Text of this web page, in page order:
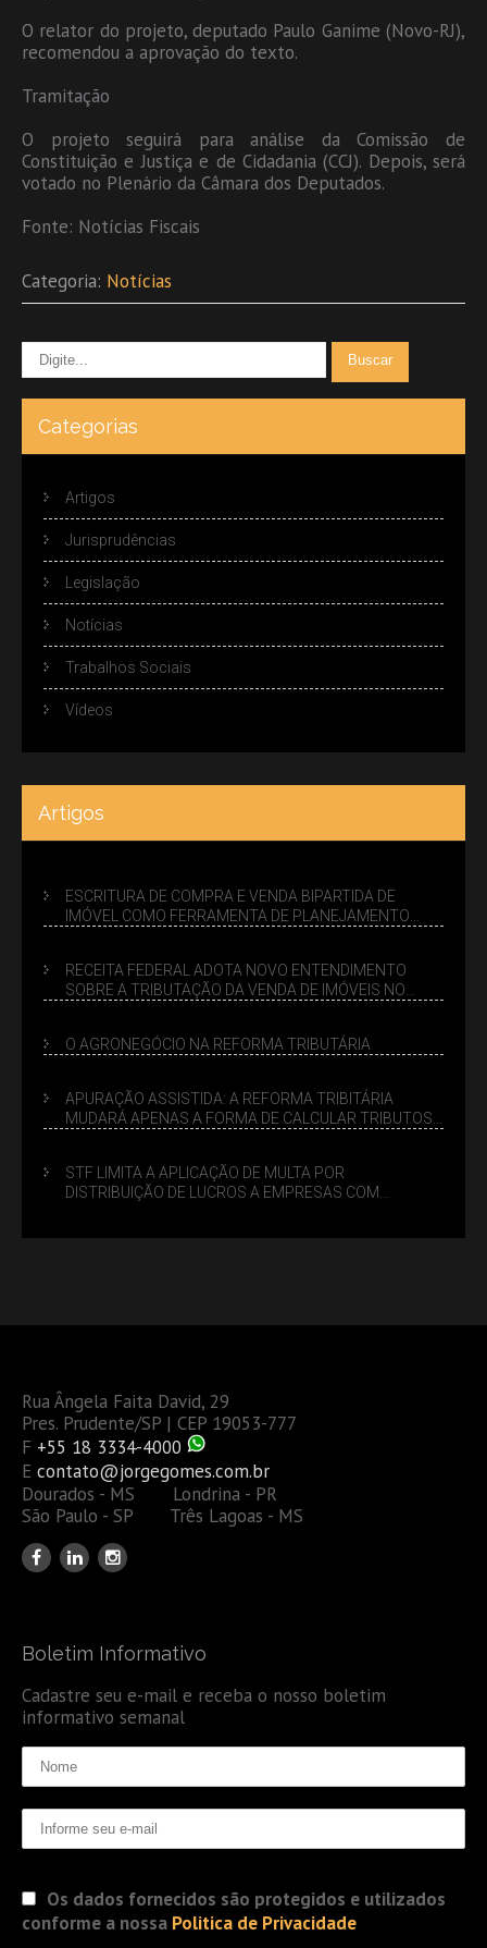
O relator do projeto, deputado Paulo Ganime (Novo-RJ),
recomendou a aprovação do texto.
Tramitação
O projeto seguirá para análise da Comissão de
Constituição e Justiça e de Cidadania (CCJ). Depois, será
votado no Plenário da Câmara dos Deputados.
Fonte: Notícias Fiscais
Categoria: Notícias
Categorias
Artigos
Jurisprudências
Legislação
Notícias
Trabalhos Sociais
Vídeos
Artigos
ESCRITURA DE COMPRA E VENDA BIPARTIDA DE
IMÓVEL COMO FERRAMENTA DE PLANEJAMENTO
RECEITA FEDERAL ADOTA NOVO ENTENDIMENTO
SOBRE A TRIBUTAÇÃO DA VENDA DE IMÓVEIS NO
O AGRONEGÓCIO NA REFORMA TRIBUTÁRIA
APURAÇÃO ASSISTIDA: A REFORMA TRIBITÁRIA
MUDARÁ APENAS A FORMA DE CALCULAR TRIBUTOS
STF LIMITA A APLICAÇÃO DE MULTA POR
DISTRIBUIÇÃO DE LUCROS A EMPRESAS COM
Rua Ângela Faita David, 29
Pres. Prudente/SP | CEP 19053-777
F +55 18 3334-4000
E contato@jorgegomes.com.br
Dourados - MS Londrina - PR
São Paulo - SP Três Lagoas - MS
Boletim Informativo
Cadastre seu e-mail e receba o nosso boletim
informativo semanal
Os dados fornecidos são protegidos e utilizados
conforme a nossa Politica de Privacidade